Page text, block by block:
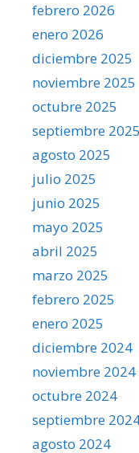
febrero 2026
enero 2026
diciembre 2025
noviembre 2025
octubre 2025
septiembre 2025
agosto 2025
julio 2025
junio 2025
mayo 2025
abril 2025
marzo 2025
febrero 2025
enero 2025
diciembre 2024
noviembre 2024
octubre 2024
septiembre
agosto 2024